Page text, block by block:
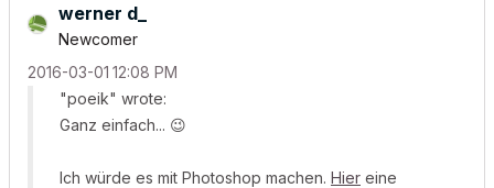
werner d_
Newcomer
‎2016-03-01 12:08 PM
"poeik" wrote:
Ganz einfach... 😉
Ich würde es mit Photoshop machen. Hier eine